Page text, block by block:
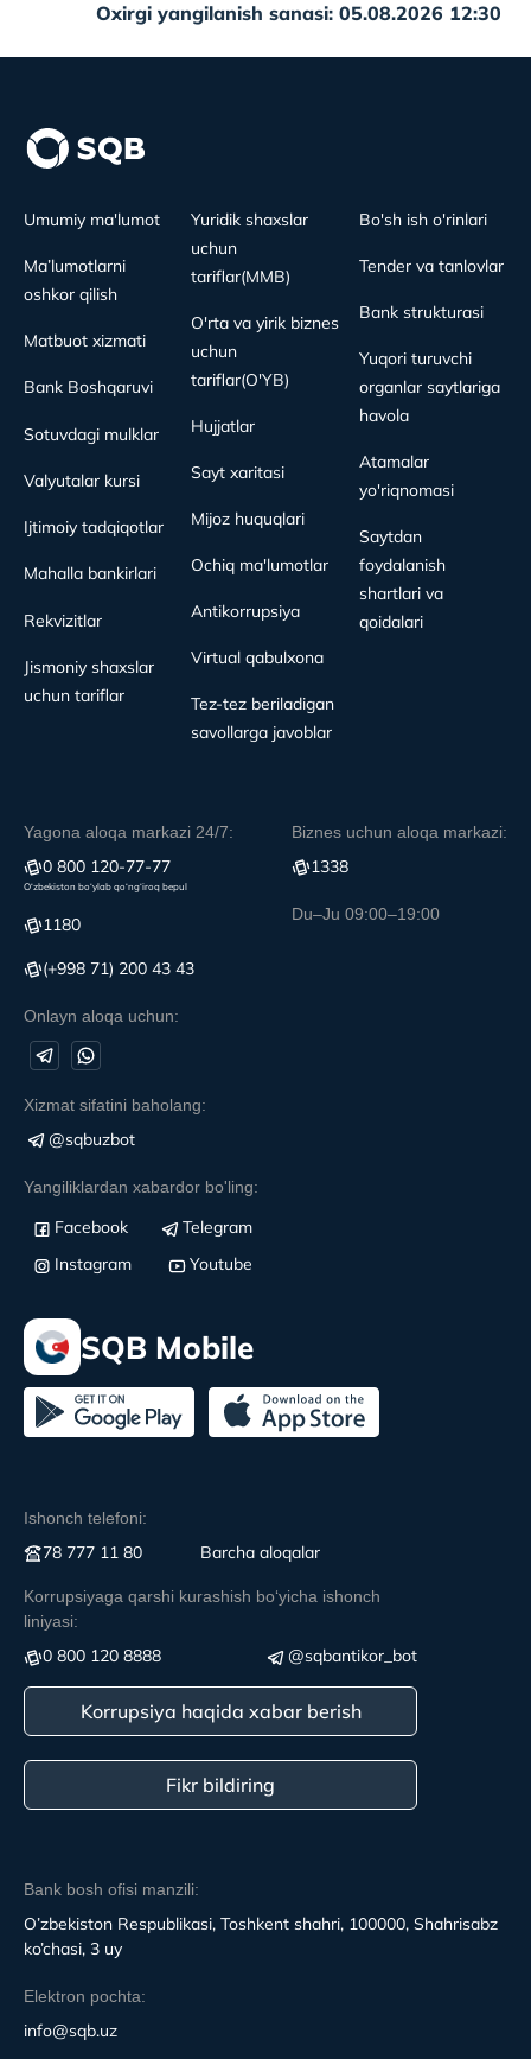
Oxirgi yangilanish sanasi: 05.08.2026 12:30
Bank bosh ofisi manzili:
O’zbekiston Respublikasi, Toshkent shahri, 100000, Shahrisabz
ko’chasi, 3 uy
Elektron pochta:
info@sqb.uz
Umumiy ma'lumot
Ma’lumotlarni
oshkor qilish
Matbuot xizmati
Bank Boshqaruvi
Sotuvdagi mulklar
Valyutalar kursi
Ijtimoiy tadqiqotlar
Mahalla bankirlari
Rekvizitlar
Jismoniy shaxslar
uchun tariflar
Yuridik shaxslar
uchun
tariflar(MMB)
O'rta va yirik biznes
uchun
tariflar(O'YB)
Hujjatlar
Sayt xaritasi
Mijoz huquqlari
Ochiq ma'lumotlar
Antikorrupsiya
Virtual qabulxona
Tez-tez beriladigan
savollarga javoblar
Bo'sh ish o'rinlari
Tender va tanlovlar
Bank strukturasi
Yuqori turuvchi
organlar saytlariga
havola
Atamalar
yo'riqnomasi
Saytdan
foydalanish
shartlari va
qoidalari
Yagona aloqa markazi 24/7:
0 800 120-77-77
O‘zbekiston bo‘ylab qo‘ng‘iroq bepul
1180
(+998 71) 200 43 43
Onlayn aloqa uchun:
Biznes uchun aloqa markazi:
1338
Du–Ju 09:00–19:00
Xizmat sifatini baholang:
@sqbuzbot
Yangiliklardan xabardor bo'ling:
Facebook
Telegram
Instagram
Youtube
SQB Mobile
Ishonch telefoni:
78 777 11 80 Вarcha aloqalar
Korrupsiyaga qarshi kurashish boʻyicha ishonch
liniyasi:
0 800 120 8888 @sqbantikor_bot
Korrupsiya haqida xabar berish
Fikr bildiring